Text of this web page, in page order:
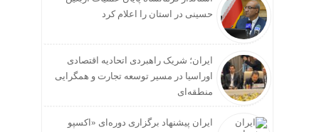
حسینی در استان را اعلام کرد
ایران؛ شریک راهبردی اتحادیه اقتصادی
اوراسیا در مسیر توسعه تجارت و همگرایی
منطقه‌ای
ایران پیشنهاد برگزاری دوره‌ای «اکسپو